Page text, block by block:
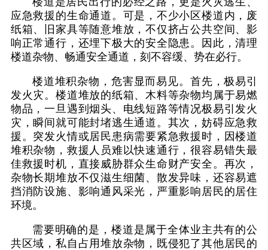
应急救援的生命通道。可是，不少小区楼道内，废
纸箱、旧家具等随意堆放，不仅挤占公共空间、影
响正常通行，还埋下极大的安全隐患。因此，清理
楼道杂物、畅通安全通道，刻不容缓、势在必行。
楼道堆积杂物，危害显而易见。首先，极易引
发火灾。楼道堆放的纸箱、木料等杂物均属于易燃
物品，一旦遇到烟头、电线短路等情况极易引发火
灾，瞬间就可能封堵逃生通道。其次，妨碍应急救
援。突发火情或居民患病需要紧急救援时，因楼道
堆积杂物，救援人员难以快速通行，很容易错失最
佳救援时机，直接威胁群众生命财产安全。再次，
杂物长期堆放不仅滋生细菌、散发异味，还容易遮
挡消防设施、影响通风采光，严重影响居民的居住
环境。
需要明确的是，楼道是属于全体业主共有的公
共区域，私自占用堆放杂物，既侵犯了其他居民的